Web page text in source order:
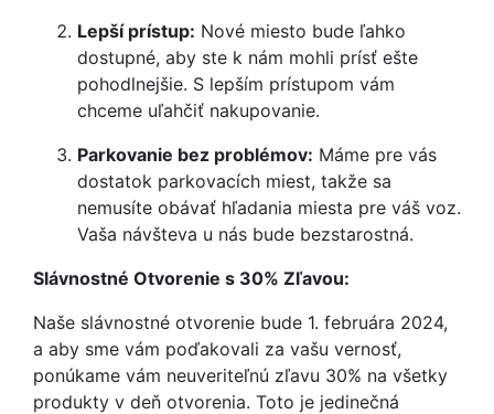
Lepší prístup: Nové miesto bude ľahko
dostupné, aby ste k nám mohli prísť ešte
pohodlnejšie. S lepším prístupom vám
chceme uľahčiť nakupovanie.
Parkovanie bez problémov: Máme pre vás
dostatok parkovacích miest, takže sa
nemusíte obávať hľadania miesta pre váš voz.
Vaša návšteva u nás bude bezstarostná.
Slávnostné Otvorenie s 30% Zľavou:
Naše slávnostné otvorenie bude 1. februára 2024,
a aby sme vám poďakovali za vašu vernosť,
ponúkame vám neuveriteľnú zľavu 30% na všetky
produkty v deň otvorenia. Toto je jedinečná